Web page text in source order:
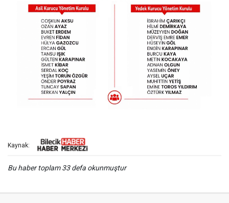
Kaynak:
Bu haber toplam 33 defa okunmuştur